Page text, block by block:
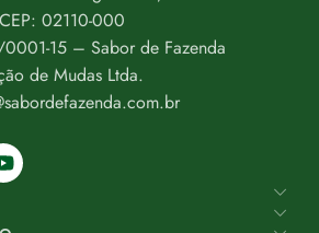
02110-000
15 – Sabor de Fazenda
de Mudas Ltda.